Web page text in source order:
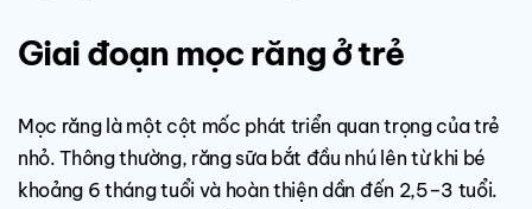
Giai đoạn mọc răng ở trẻ
Mọc răng là một cột mốc phát triển quan trọng của trẻ
nhỏ. Thông thường, răng sữa bắt đầu nhú lên từ khi bé
khoảng 6 tháng tuổi và hoàn thiện dần đến 2,5–3 tuổi.